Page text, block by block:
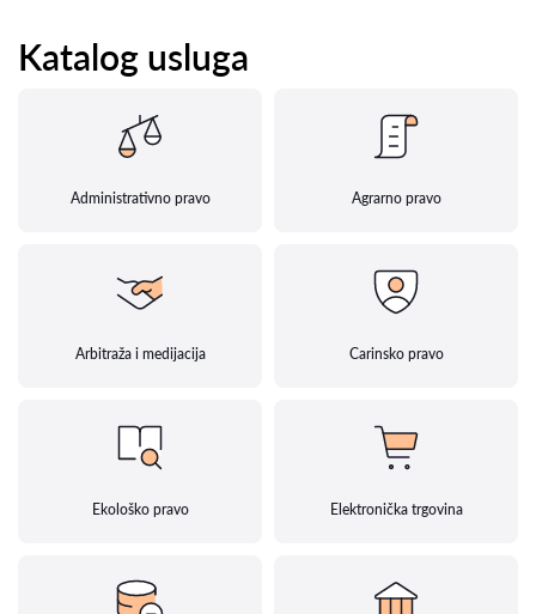
Katalog usluga
Administrativno pravo Agrarno pravo
Arbitraža i medijacija Carinsko pravo
Ekološko pravo Elektronička trgovina